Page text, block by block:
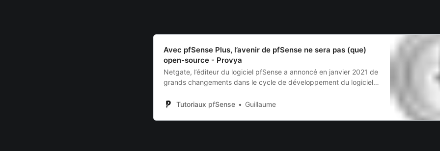
Avec pfSense Plus, l’avenir de pfSense ne sera pas (que)
open-source - Provya
Netgate, l’éditeur du logiciel pfSense a annoncé en janvier 2021 de
grands changements dans le cycle de développement du logiciel
Plus.<br/> On fait le point.
Tutoriaux pfSense Guillaume